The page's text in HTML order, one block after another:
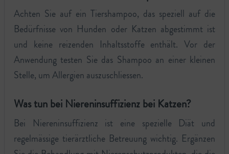
Achten Sie auf ein Tiershampoo, das speziell auf die
Bedürfnisse von Hunden oder Katzen abgestimmt ist
und keine reizenden Inhaltsstoffe enthält. Vor der
Anwendung testen Sie das Shampoo an einer kleinen
Stelle, um Allergien auszuschliessen.
Was tun bei Niereninsuffizienz bei Katzen?
Bei Niereninsuffizienz ist eine spezielle Diät und
regelmässige tierärztliche Betreuung wichtig. Ergänzen